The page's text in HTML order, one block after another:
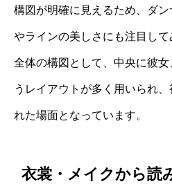
構図が明確に見えるため、ダ
やラインの美しさにも注目して
全体の構図として、中央に彼
うレイアウトが多く用いられ
れた場面となっています。
衣裳・メイクから読